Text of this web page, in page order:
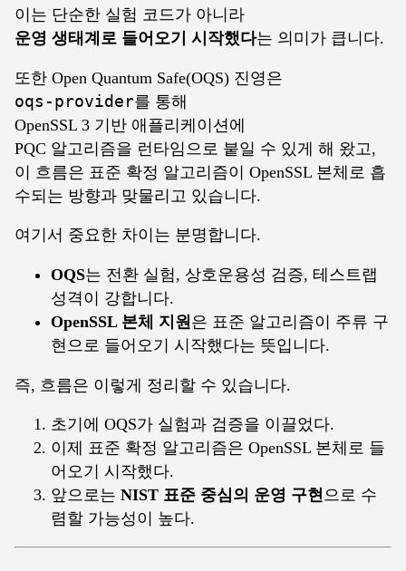
이는 단순한 실험 코드가 아니라
운영 생태계로 들어오기 시작했다는 의미가 큽니다.
또한 Open Quantum Safe(OQS) 진영은
oqs-provider를 통해
OpenSSL 3 기반 애플리케이션에
PQC 알고리즘을 런타임으로 붙일 수 있게 해 왔고,
이 흐름은 표준 확정 알고리즘이 OpenSSL 본체로 흡
수되는 방향과 맞물리고 있습니다.
여기서 중요한 차이는 분명합니다.
OQS는 전환 실험, 상호운용성 검증, 테스트랩
성격이 강합니다.
OpenSSL 본체 지원 은 표준 알고리즘이 주류 구
현으로 들어오기 시작했다는 뜻입니다.
즉, 흐름은 이렇게 정리할 수 있습니다.
초기에 OQS가 실험과 검증을 이끌었다.
이제 표준 확정 알고리즘은 OpenSSL 본체로 들
어오기 시작했다.
앞으로는 NIST 표준 중심의 운영 구현으로 수
렴할 가능성이 높다.